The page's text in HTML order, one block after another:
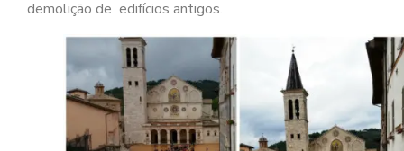
demolição de edifícios antigos.